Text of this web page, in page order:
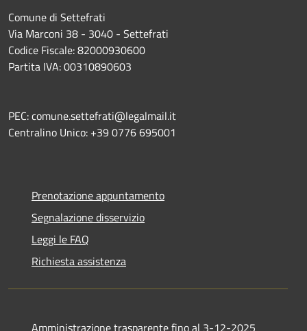
Comune di Settefrati
Via Marconi 38 - 3040 - Settefrati
Codice Fiscale: 82000930600
Partita IVA: 00310890603
PEC: comune.settefrati@legalmail.it
Centralino Unico: +39 0776 695001
Prenotazione appuntamento
Segnalazione disservizio
Leggi le FAQ
Richiesta assistenza
Amministrazione trasparente fino al 3-12-2025